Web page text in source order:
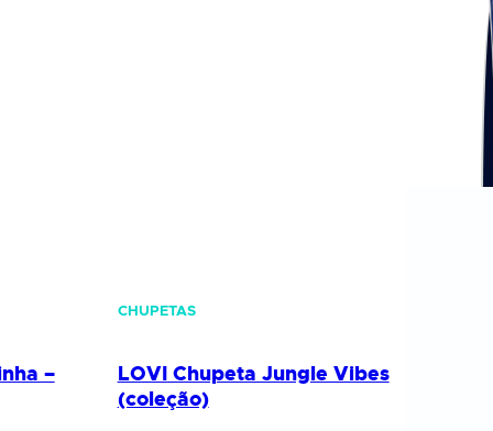
–
CHUPETAS
LOVI Chupeta Jungle Vibes
(coleção)